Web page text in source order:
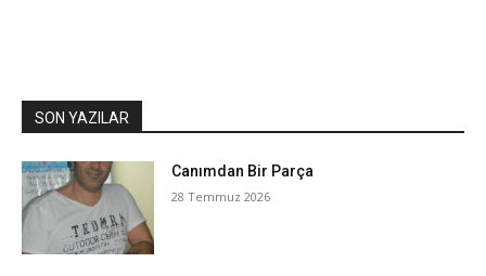
SON YAZILAR
Canımdan Bir Parça
28 Temmuz 2026